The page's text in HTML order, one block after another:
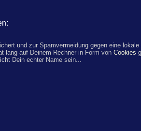
und zur Spamvermeidung gegen eine
lang auf Deinem Rechner in Form von Cookies
Dein echter Name sein...